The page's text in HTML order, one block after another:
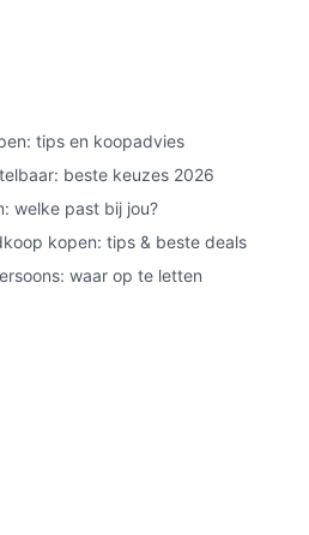
tips en koopadvies
beste keuzes 2026
welke past bij jou?
kopen: tips & beste deals
waar op te letten